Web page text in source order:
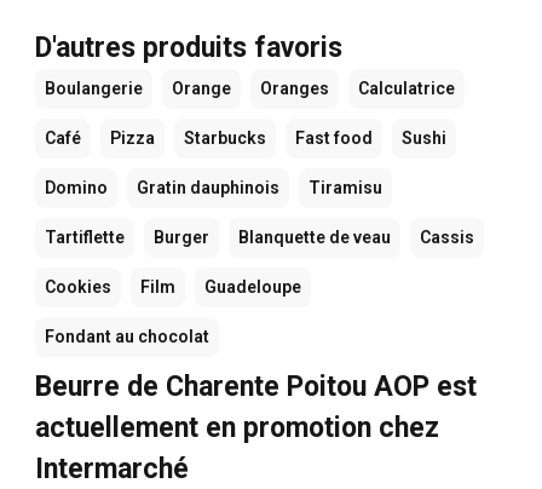
D'autres produits favoris
Boulangerie Orange Oranges Calculatrice
Café Pizza Starbucks Fast food Sushi
Domino Gratin dauphinois Tiramisu
Tartiflette Burger Blanquette de veau Cassis
Cookies Film Guadeloupe
Fondant au chocolat
Beurre de Charente Poitou AOP est
actuellement en promotion chez
Intermarché